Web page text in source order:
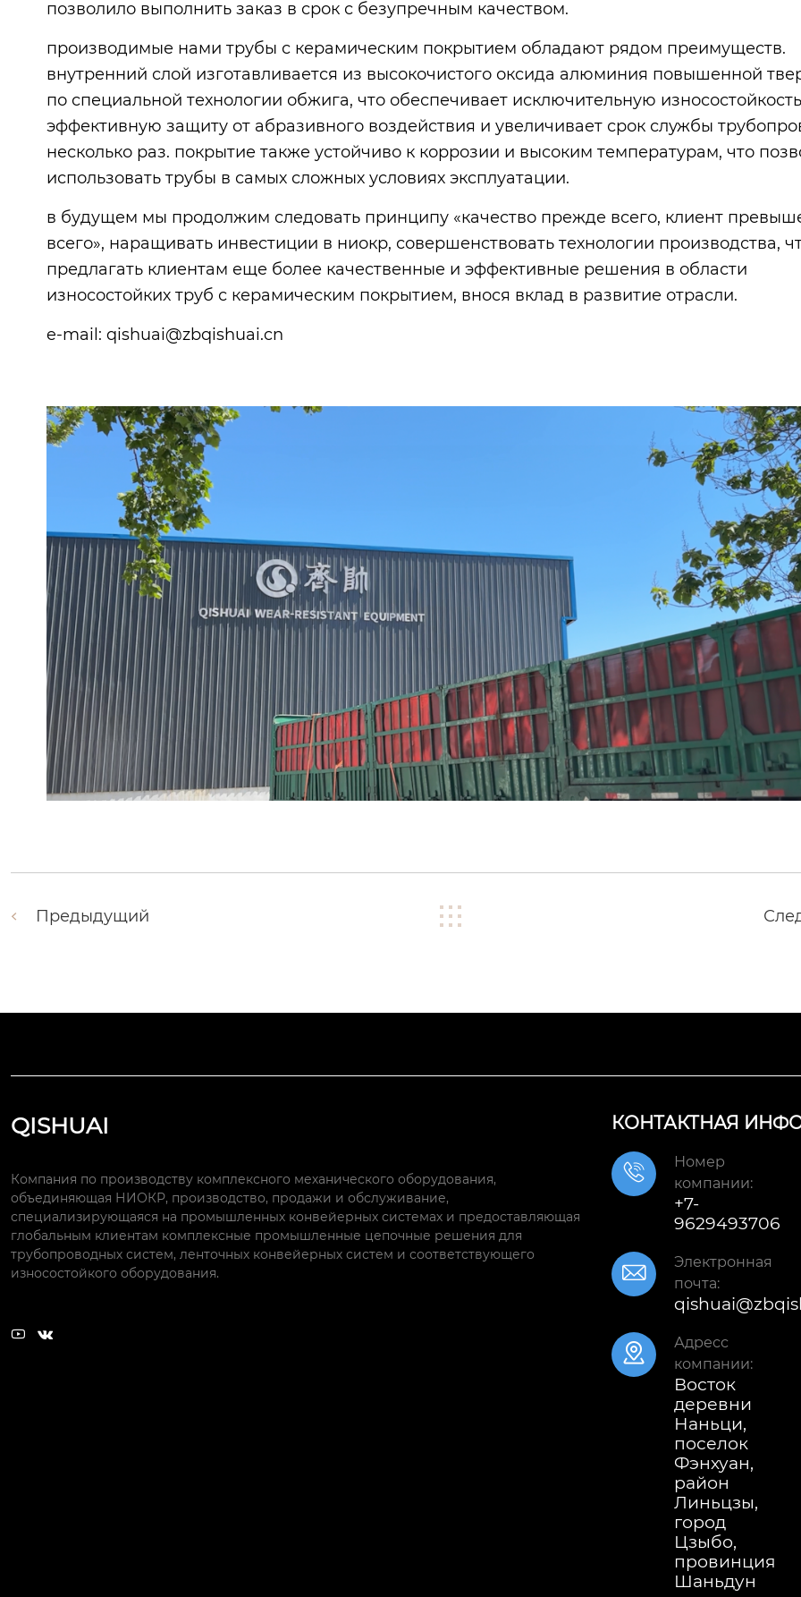
позволило выполнить заказ в срок с безупречным качеством.
производимые нами трубы с керамическим покрытием обладают рядом преимуществ.
внутренний слой изготавливается из высокочистого оксида алюминия повышенной
по специальной технологии обжига, что обеспечивает исключительную
эффективную защиту от абразивного воздействия и увеличивает срок службы
несколько раз. покрытие также устойчиво к коррозии и высоким температурам, что
использовать трубы в самых сложных условиях эксплуатации.
в будущем мы продолжим следовать принципу «качество прежде всего, клиент
всего», наращивать инвестиции в ниокр, совершенствовать технологии производства,
предлагать клиентам еще более качественные и эффективные решения в области
износостойких труб с керамическим покрытием, внося вклад в развитие отрасли.
e-mail: qishuai@zbqishuai.cn
Предыдущий
QISHUAI
Компания по производству комплексного механического оборудования,
объединяющая НИОКР, производство, продажи и обслуживание,
специализирующаяся на промышленных конвейерных системах и предоставляющая
глобальным клиентам комплексные промышленные цепочные решения для
трубопроводных систем, ленточных конвейерных систем и соответствующего
износостойкого оборудования.
 
КОНТАКТНАЯ

Номер
компании:
+7-
9629493706

Электронная
почта:

Адресс
компании:
Восток
деревни
Наньци,
поселок
Фэнхуан,
район
Линьцзы,
город
Цзыбо,
провинция
Шаньдун